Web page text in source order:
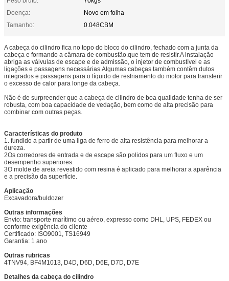
Doença:
Novo em folha
Tamanho:
0.048CBM
A cabeça do cilindro fica no topo do bloco do cilindro, fechado com a junta da
cabeça e formando a câmara de combustão.que tem de resistir.A instalação
abriga as válvulas de escape e de admissão, o injetor de combustível e as
ligações e passagens necessárias.Algumas cabeças também contêm dutos
integrados e passagens para o líquido de resfriamento do motor para transferir
o excesso de calor para longe da cabeça.
Não é de surpreender que a cabeça de cilindro de boa qualidade tenha de ser
robusta, com boa capacidade de vedação, bem como de alta precisão para
combinar com outras peças.
Características do produto
1. fundido a partir de uma liga de ferro de alta resistência para melhorar a
dureza.
2Os corredores de entrada e de escape são polidos para um fluxo e um
desempenho superiores.
3O molde de areia revestido com resina é aplicado para melhorar a aparência
e a precisão da superfície.
Aplicação
Excavadora/buldozer
Outras informações
Envio: transporte marítimo ou aéreo, expresso como DHL, UPS, FEDEX ou
conforme exigência do cliente
Certificado: ISO9001, TS16949
Garantia: 1 ano
Outras rubricas
4TNV94, BF4M1013, D4D, D6D, D6E, D7D, D7E
Detalhes da cabeça do cilindro